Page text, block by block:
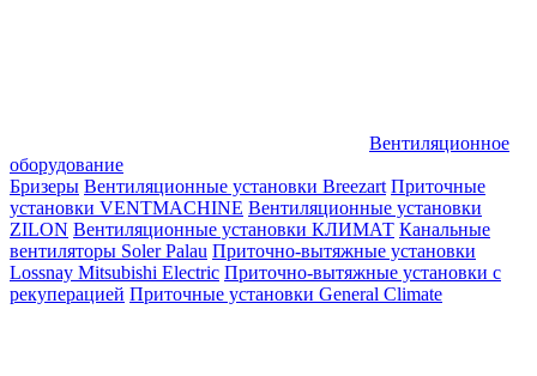
Вентиляционное
оборудование
Бризеры Вентиляционные установки Breezart Приточные
установки VENTMACHINE Вентиляционные установки
ZILON Вентиляционные установки КЛИМАТ Канальные
вентиляторы Soler Palau Приточно-вытяжные установки
Lossnay Mitsubishi Electric Приточно-вытяжные установки с
рекуперацией Приточные установки General Climate